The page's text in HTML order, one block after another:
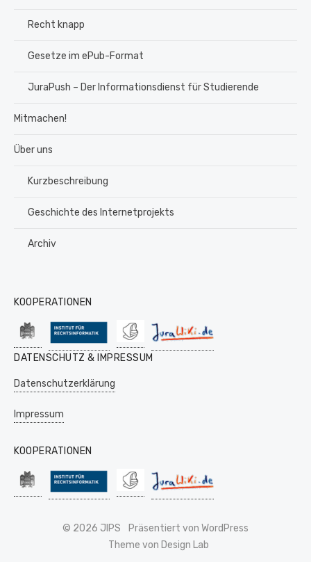
Recht knapp
Gesetze im ePub-Format
JuraPush – Der Informationsdienst für Studierende
Mitmachen!
Über uns
Kurzbeschreibung
Geschichte des Internetprojekts
Archiv
KOOPERATIONEN
DATENSCHUTZ & IMPRESSUM
Datenschutzerklärung
Impressum
KOOPERATIONEN
© 2026 JIPS
Präsentiert von WordPress
Theme von Design Lab